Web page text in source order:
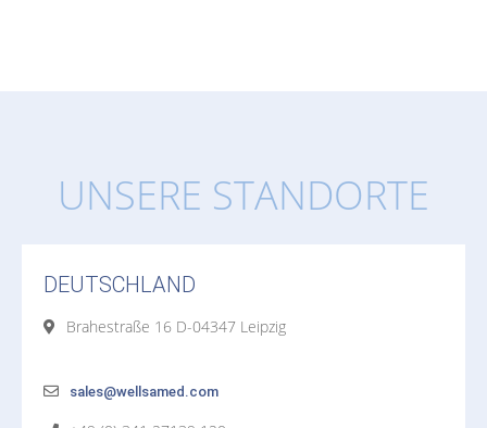
UNSERE STANDORTE
DEUTSCHLAND
Brahestraße 16 D-04347 Leipzig
sales@wellsamed.com